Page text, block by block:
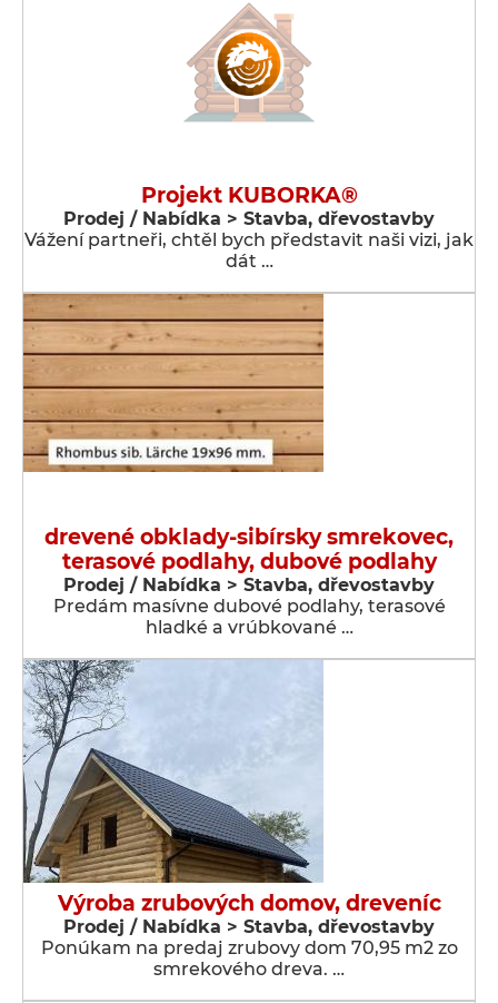
Projekt KUBORKA®
Prodej / Nabídka > Stavba, dřevostavby
Vážení partneři, chtěl bych představit naši vizi, jak
dát …
drevené obklady-sibírsky smrekovec,
terasové podlahy, dubové podlahy
Prodej / Nabídka > Stavba, dřevostavby
Predám masívne dubové podlahy, terasové
hladké a vrúbkované …
Výroba zrubových domov, dreveníc
Prodej / Nabídka > Stavba, dřevostavby
Ponúkam na predaj zrubovy dom 70,95 m2 zo
smrekového dreva. …